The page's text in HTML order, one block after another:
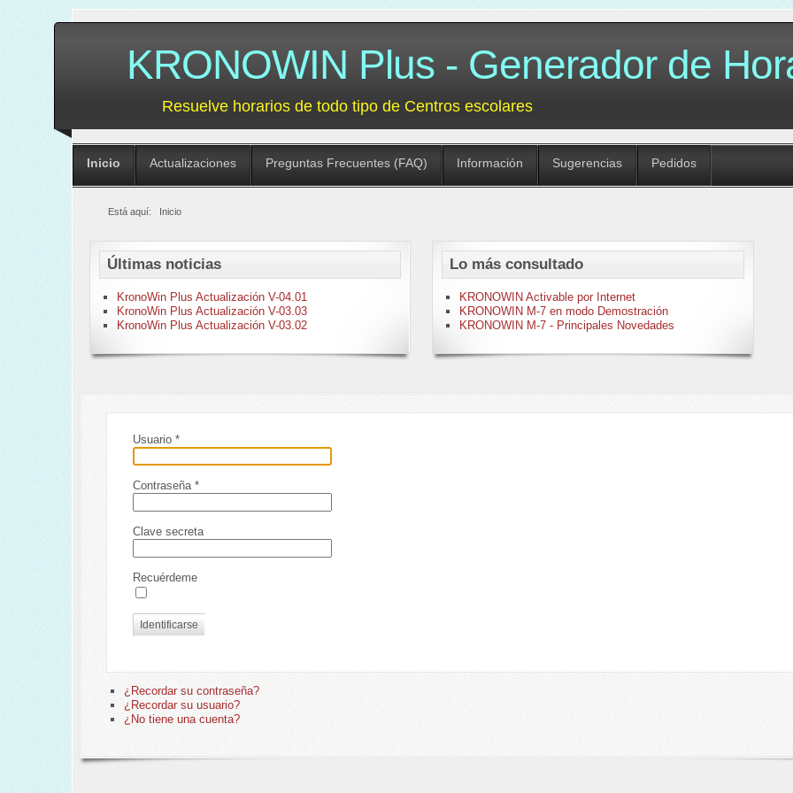
KRONOWIN Plus - Generador de
Resuelve horarios de todo tipo de Centros escolares
Inicio Actualizaciones Preguntas Frecuentes (FAQ) Información Sugerencias Pedidos
Está aquí: Inicio
Últimas noticias
KronoWin Plus Actualización V-04.01
KronoWin Plus Actualización V-03.03
KronoWin Plus Actualización V-03.02
Lo más consultado
KRONOWIN Activable por Internet
KRONOWIN M-7 en modo Demostración
KRONOWIN M-7 - Principales Novedades
Usuario*
Contraseña*
Clave secreta
Recuérdeme
Identificarse
¿Recordar su contraseña?
¿Recordar su usuario?
¿No tiene una cuenta?